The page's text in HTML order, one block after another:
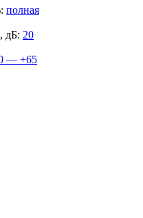
: полная
дБ: 20
— +65